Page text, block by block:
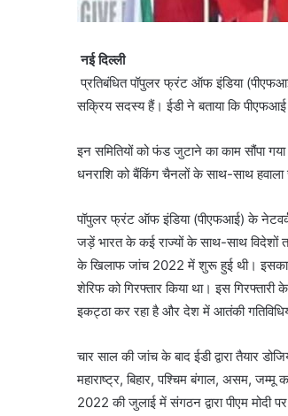
नई दिल्ली
प्रतिबंधित पॉपुलर फ्रंट ऑफ इंडिया
सक्रिय सदस्य हैं। ईडी ने बताया कि पीएफआई
इन समितियों को फंड जुटाने का काम सौंपा
धनराशि को बैंकिंग चैनलों के साथ-साथ
पॉपुलर फ्रंट ऑफ इंडिया (पीएफआई) के
जड़ें भारत के कई राज्यों के साथ-साथ
के खिलाफ जांच 2022 में शुरू हुई थी।
शेरिफ को गिरफ्तार किया था। इस
इकट्ठा कर रहा है और देश में आतंकी
चार साल की जांच के बाद ईडी द्वारा तैयार
महाराष्ट्र, बिहार, पश्चिम बंगाल, असम,
2022 की जुलाई में संगठन द्वारा पीएम